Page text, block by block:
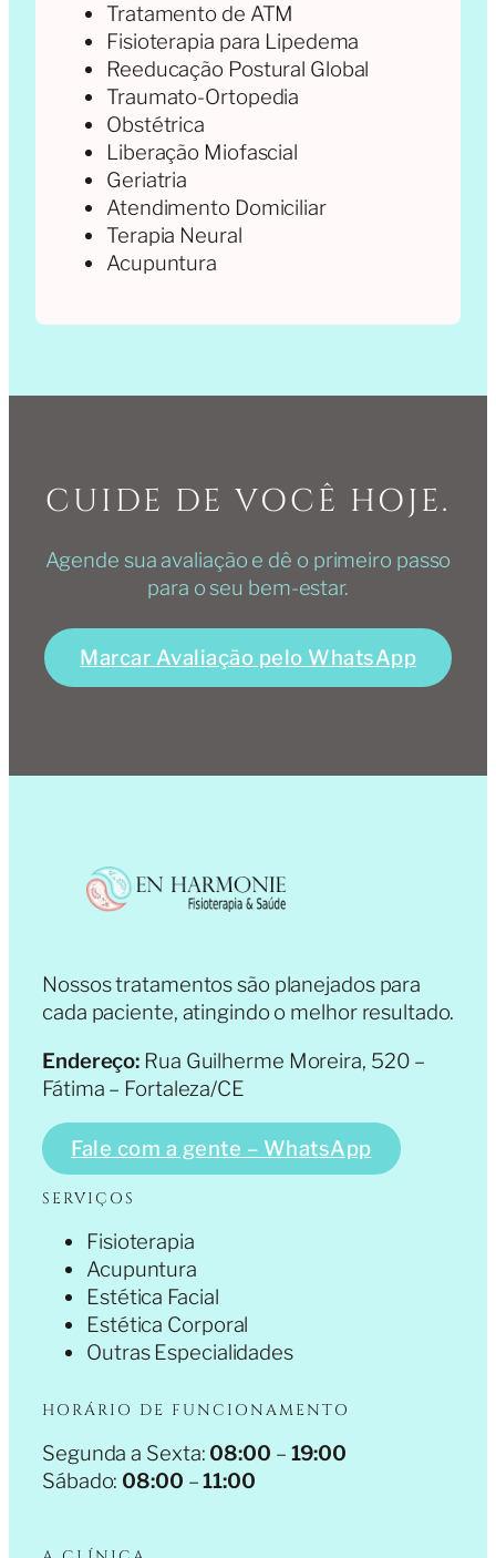
Tratamento de ATM
Fisioterapia para Lipedema
Reeducação Postural Global
Traumato-Ortopedia
Obstétrica
Liberação Miofascial
Geriatria
Atendimento Domiciliar
Terapia Neural
Acupuntura
CUIDE DE VOCÊ HOJE.
Agende sua avaliação e dê o primeiro passo
para o seu bem-estar.
Marcar Avaliação pelo WhatsApp
Nossos tratamentos são planejados para
cada paciente, atingindo o melhor resultado.
Endereço: Rua Guilherme Moreira, 520 –
Fátima – Fortaleza/CE
Fale com a gente – WhatsApp
SERVIÇOS
Fisioterapia
Acupuntura
Estética Facial
Estética Corporal
Outras Especialidades
HORÁRIO DE FUNCIONAMENTO
Segunda a Sexta: 08:00 – 19:00
Sábado: 08:00 –11:00